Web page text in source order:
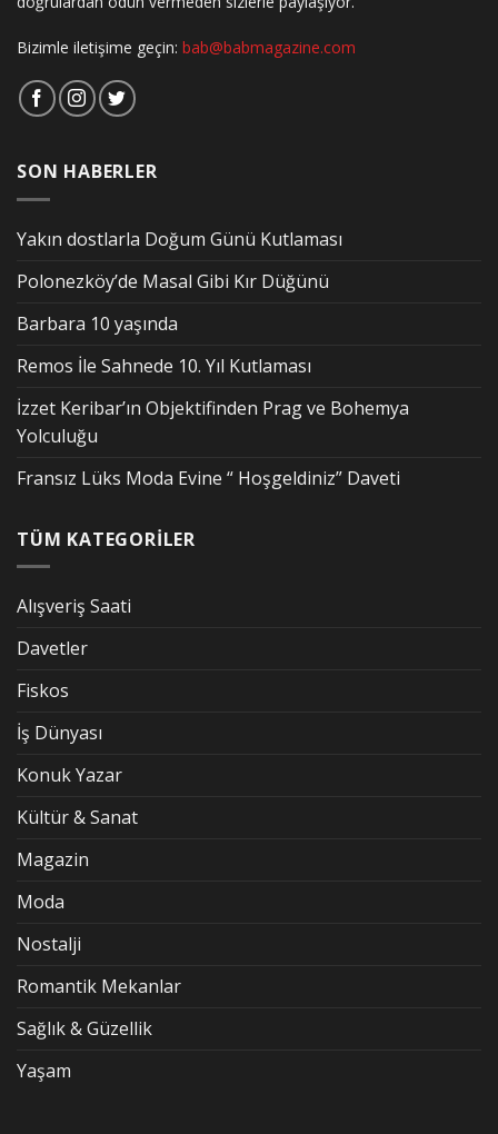
Bizimle iletişime geçin: bab@babmagazine.com
SON HABERLER
Yakın dostlarla Doğum Günü Kutlaması
Polonezköy’de Masal Gibi Kır Düğünü
Barbara 10 yaşında
Remos İle Sahnede 10. Yıl Kutlaması
İzzet Keribar’ın Objektifinden Prag ve Bohemya
Yolculuğu
Fransız Lüks Moda Evine “ Hoşgeldiniz” Daveti
TÜM KATEGORİLER
Alışveriş Saati
Davetler
Fiskos
İş Dünyası
Konuk Yazar
Kültür & Sanat
Magazin
Moda
Nostalji
Romantik Mekanlar
Sağlık & Güzellik
Yaşam